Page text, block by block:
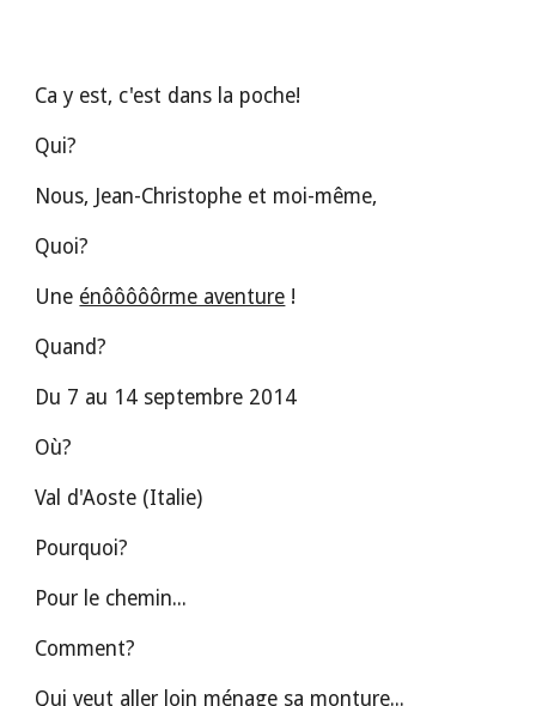
Ca y est, c'est dans la poche!
Qui?
Nous, Jean-Christophe et moi-même,
Quoi?
Une énôôôôôrme aventure !
Quand?
Du 7 au 14 septembre 2014
Où?
Val d'Aoste (Italie)
Pourquoi?
Pour le chemin...
Comment?
Qui veut aller loin ménage sa monture...